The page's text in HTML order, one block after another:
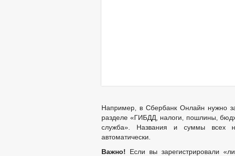
Например, в Сбербанк Онлайн нужно
разделе «ГИБДД, налоги, пошлины,
служба». Названия и суммы всех
автоматически.
Важно! Если вы зарегистрировали